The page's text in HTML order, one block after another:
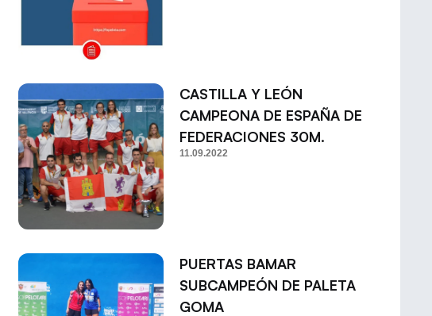
CASTILLA Y LEÓN
CAMPEONA DE ESPAÑA DE
FEDERACIONES 30M.
11.09.2022
PUERTAS BAMAR
SUBCAMPEÓN DE PALETA
GOMA